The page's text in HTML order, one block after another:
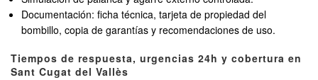
Documentación: ficha técnica, tarjeta de propiedad del
bombillo, copia de garantías y recomendaciones de uso.
Tiempos de respuesta, urgencias 24h y cobertura en
Sant Cugat del Vallès